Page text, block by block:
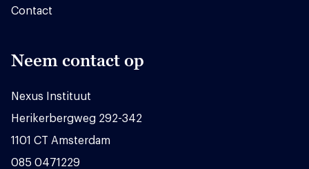
Contact
Neem contact op
Nexus Instituut
Herikerbergweg 292-342
1101 CT Amsterdam
085 0471229